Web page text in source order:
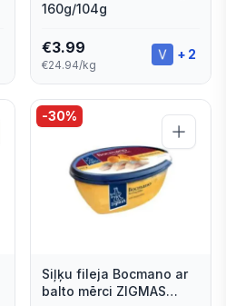
160g/104g
€3.99
€24.94/kg
+ 2
-30%
Siļķu fileja Bocmano ar
balto mērci ZIGMAS